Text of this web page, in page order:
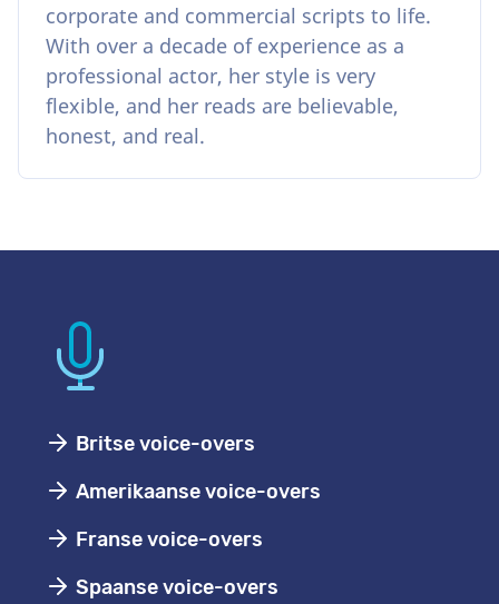
corporate and commercial scripts to life.
With over a decade of experience as a
professional actor, her style is very
flexible, and her reads are believable,
honest, and real.
Britse voice-overs
Amerikaanse voice-overs
Franse voice-overs
Spaanse voice-overs